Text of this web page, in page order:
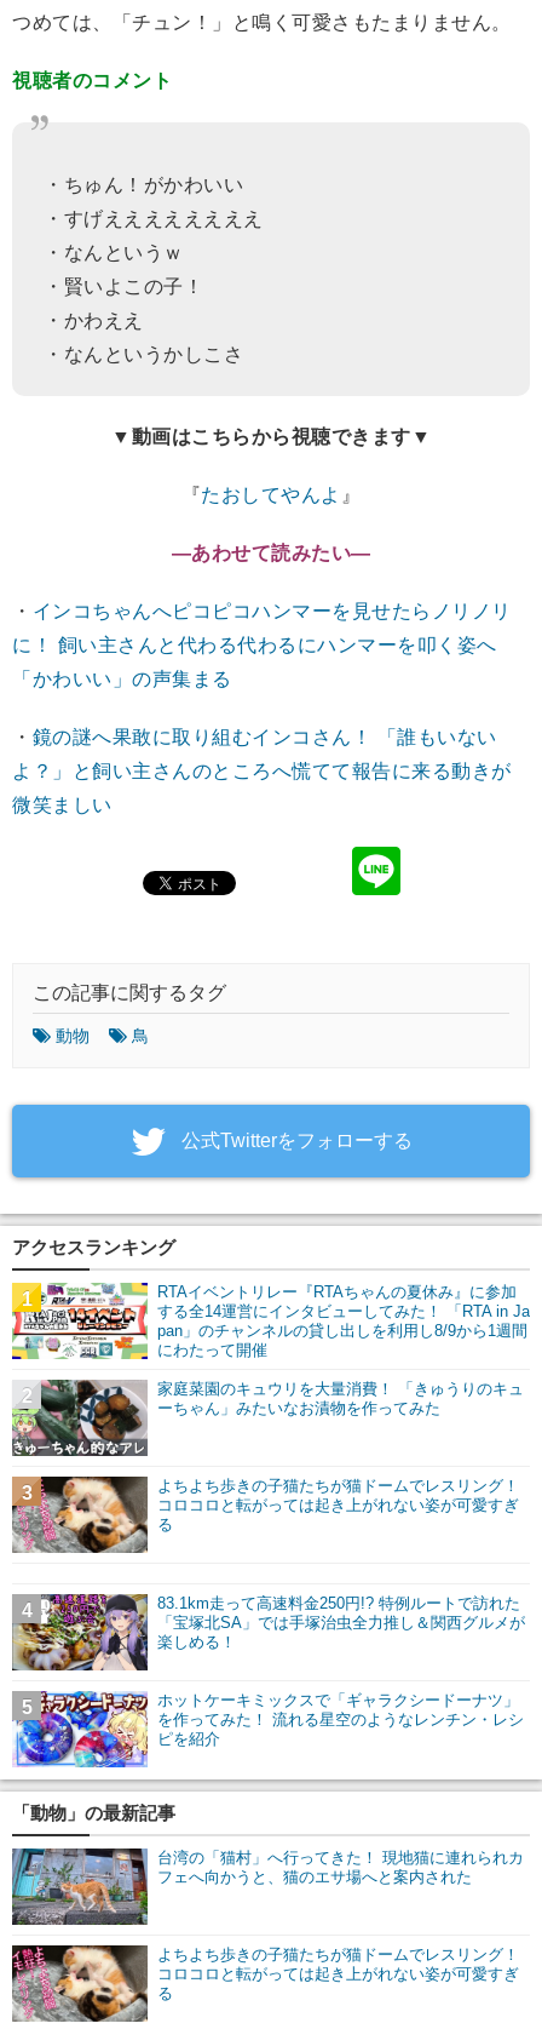
つめては、「チュン！」と鳴く可愛さもたまりません。
視聴者のコメント
・ちゅん！がかわいい
・すげええええええええ
・なんというｗ
・賢いよこの子！
・かわええ
・なんというかしこさ
▼動画はこちらから視聴できます▼
『たおしてやんよ 』
―あわせて読みたい―
・ インコちゃんへピコピコハンマーを見せたらノリノリ
に！ 飼い主さんと代わる代わるにハンマーを叩く姿へ
「かわいい」の声集まる
・ 鏡の謎へ果敢に取り組むインコさん！ 「誰もいない
よ？」と飼い主さんのところへ慌てて報告に来る動きが
微笑ましい
この記事に関するタグ
動物 鳥
‎公式Twitterをフォローする
アクセスランキング
RTAイベントリレー『RTAちゃんの夏休み』に参加
する全14運営にインタビューしてみた！ 「RTA in Ja
pan」のチャンネルの貸し出しを利用し8/9から1週間
にわたって開催
1
家庭菜園のキュウリを大量消費！ 「きゅうりのキュ
ーちゃん」みたいなお漬物を作ってみた
2
よちよち歩きの子猫たちが猫ドームでレスリング！
コロコロと転がっては起き上がれない姿が可愛すぎ
る
3
83.1km走って高速料金250円!? 特例ルートで訪れた
「宝塚北SA」では手塚治虫全力推し＆関西グルメが
楽しめる！
4
ホットケーキミックスで「ギャラクシードーナツ」
を作ってみた！ 流れる星空のようなレンチン・レシ
ピを紹介
5
「動物」の最新記事
台湾の「猫村」へ行ってきた！ 現地猫に連れられカ
フェへ向かうと、猫のエサ場へと案内された
よちよち歩きの子猫たちが猫ドームでレスリング！
コロコロと転がっては起き上がれない姿が可愛すぎ
る